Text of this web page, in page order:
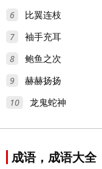
6 比翼连枝
7 袖手充耳
8 鲍鱼之次
9 赫赫扬扬
10 龙鬼蛇神
成语，成语大全